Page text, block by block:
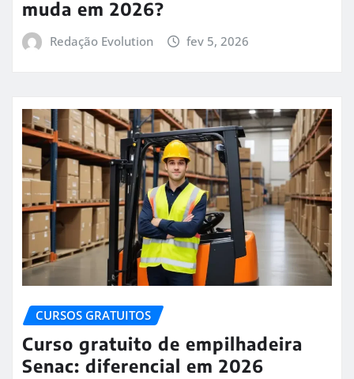
muda em 2026?
Redação Evolution fev 5, 2026
CURSOS GRATUITOS
Curso gratuito de empilhadeira
Senac: diferencial em 2026